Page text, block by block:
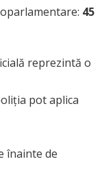
45
reprezintă o
pot aplica
înainte de